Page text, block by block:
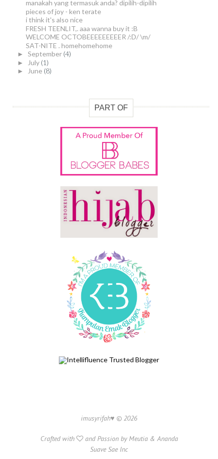
manakah yang termasuk anda? dipilih-dipilih
pieces of joy - ken terate
i think it's also nice
FRESH TEENLIT,. aaa wanna buy it :B
WELCOME OCTOBEEEEEEEEER /:D/ \m/
SAT-NITE . homehomehome
► September (4)
► July (1)
► June (8)
PART OF
imusyrifah♥ © 2026
Crafted with and Passion byMeutia& Ananda
Suave Sae Inc